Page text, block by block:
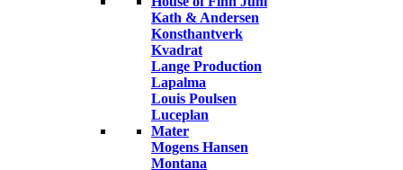
Kath & Andersen
Konsthantverk
Kvadrat
Lange Production
Lapalma
Louis Poulsen
Luceplan
Mater
Mogens Hansen
Montana